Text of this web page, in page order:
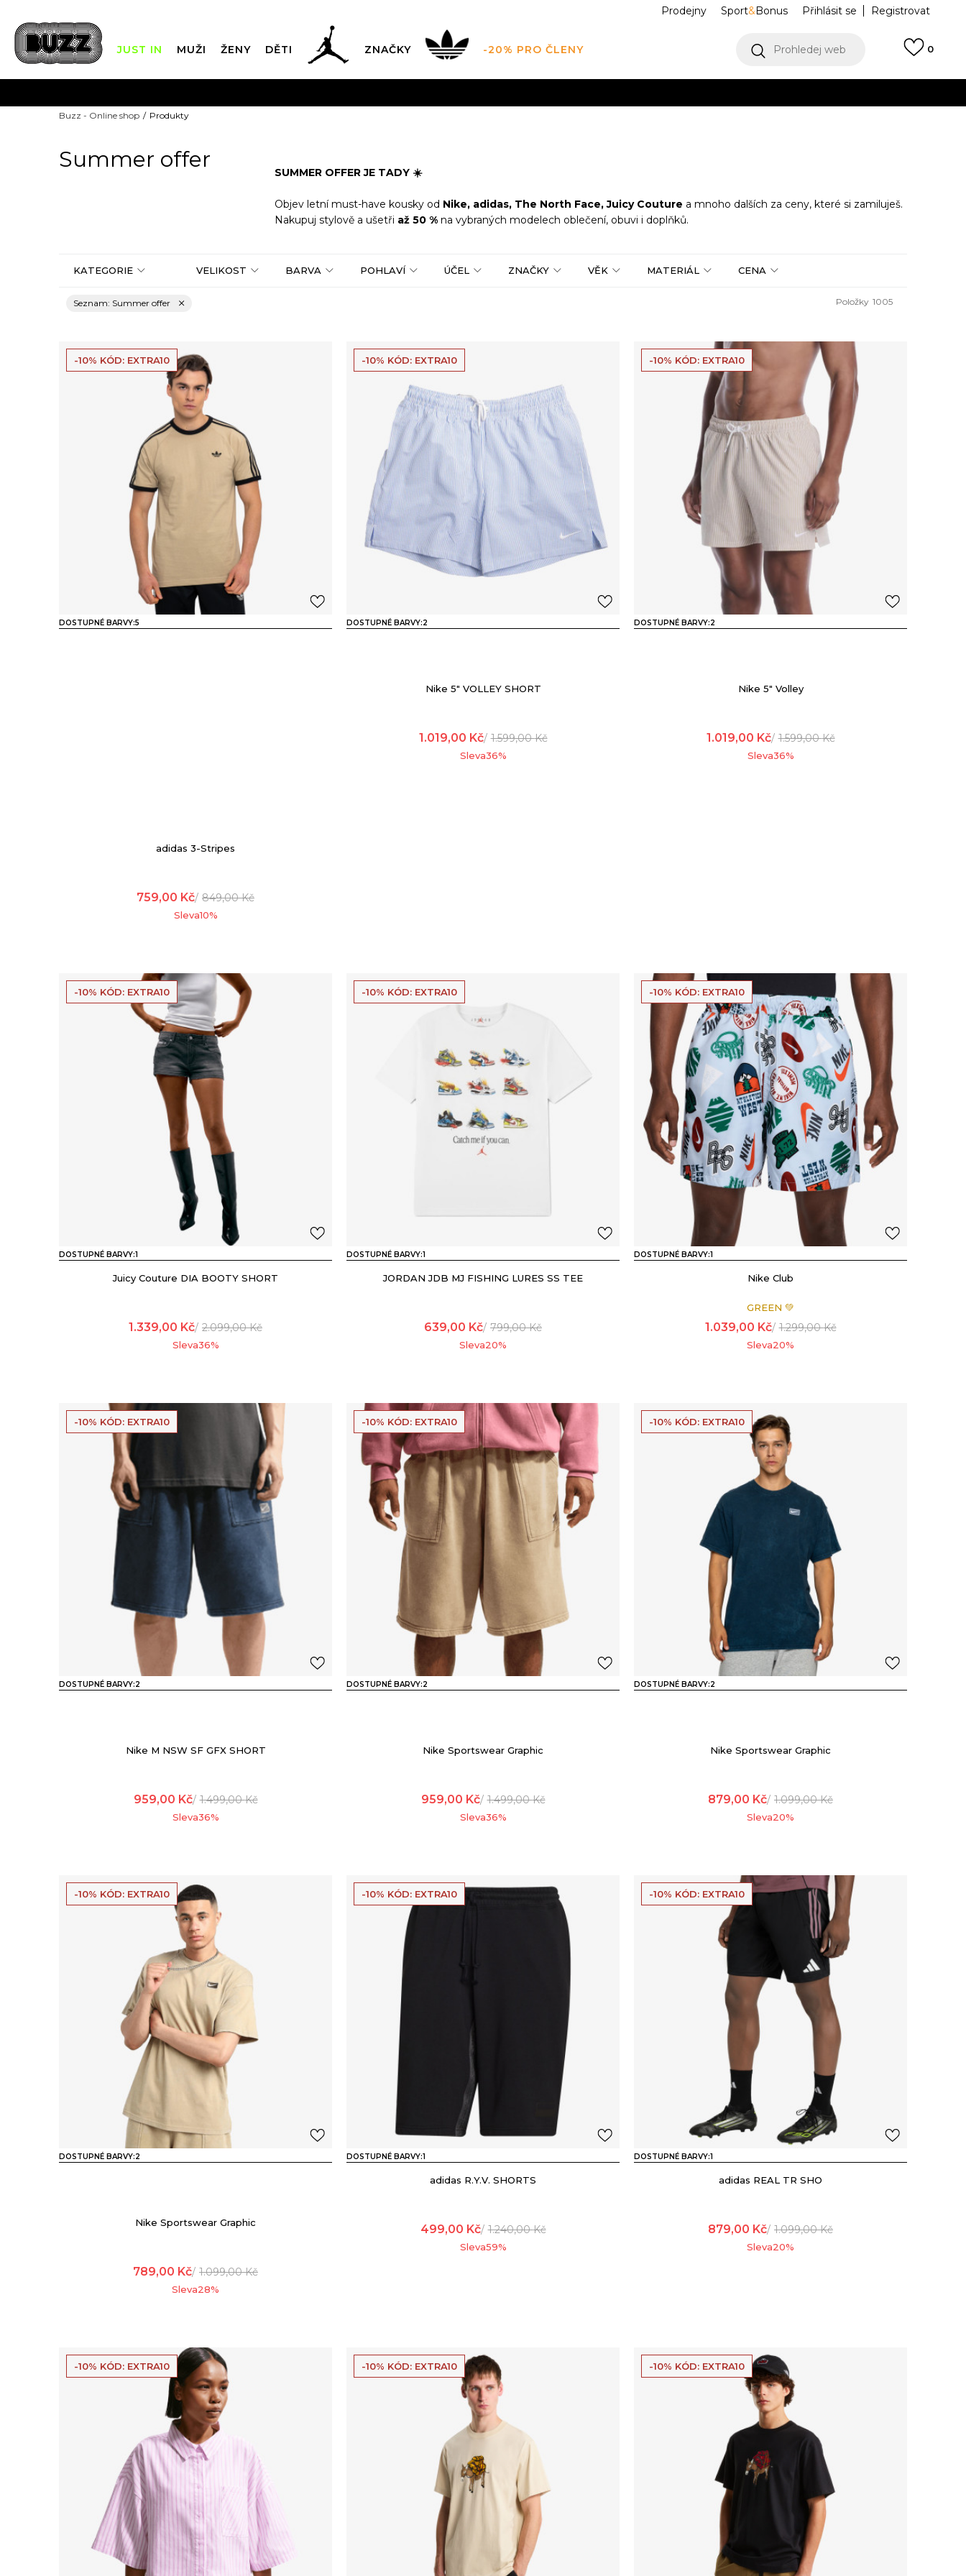
Přihlásit se Registrovat
Prodejny Sport&Bonus
JUST IN MUŽI ŽENY DĚTI ZNAČKY -20% PRO ČLENY Prohledej web 0
Buzz - Online shop Produkty
Summer offer SUMMER OFFER JE TADY ☀️
Objev letní must-have kousky od Nike, adidas, The North Face, Juicy Couture a mnoho dalších za ceny, které si zamiluješ.
Nakupuj stylově a ušetři až 50 % na vybraných modelech oblečení, obuvi i doplňků.
KATEGORIE VELIKOST BARVA POHLAVÍ ÚČEL ZNAČKY VĚK MATERIÁL CENA
Seznam: Summer offer 1005
Položky
-10% KÓD: EXTRA10
DOSTUPNÉ BARVY:5
adidas 3-Stripes
759,00 Kč 849,00Kč
Sleva10%
-10% KÓD: EXTRA10
DOSTUPNÉ BARVY:2
Nike 5" VOLLEY SHORT
1.019,00 Kč 1.599,00Kč
Sleva36%
-10% KÓD: EXTRA10
DOSTUPNÉ BARVY:2
Nike 5" Volley
1.019,00 Kč 1.599,00Kč
Sleva36%
-10% KÓD: EXTRA10
DOSTUPNÉ BARVY:1
Juicy Couture DIA BOOTY SHORT
1.339,00 Kč 2.099,00Kč
Sleva36%
-10% KÓD: EXTRA10
DOSTUPNÉ BARVY:1
JORDAN JDB MJ FISHING LURES SS TEE
639,00 Kč 799,00Kč
Sleva20%
-10% KÓD: EXTRA10
DOSTUPNÉ BARVY:1
Nike Club
GREEN 💚
1.039,00 Kč 1.299,00Kč
Sleva20%
-10% KÓD: EXTRA10
DOSTUPNÉ BARVY:2
Nike M NSW SF GFX SHORT
959,00 Kč 1.499,00Kč
Sleva36%
-10% KÓD: EXTRA10
DOSTUPNÉ BARVY:2
Nike Sportswear Graphic
959,00 Kč 1.499,00Kč
Sleva36%
-10% KÓD: EXTRA10
DOSTUPNÉ BARVY:2
Nike Sportswear Graphic
879,00 Kč 1.099,00Kč
Sleva20%
-10% KÓD: EXTRA10
DOSTUPNÉ BARVY:2
Nike Sportswear Graphic
789,00 Kč 1.099,00Kč
Sleva28%
-10% KÓD: EXTRA10
DOSTUPNÉ BARVY:1
adidas R.Y.V. SHORTS
499,00 Kč 1.240,00Kč
Sleva59%
-10% KÓD: EXTRA10
DOSTUPNÉ BARVY:1
adidas REAL TR SHO
879,00 Kč 1.099,00Kč
Sleva20%
-10% KÓD: EXTRA10 -10% KÓD: EXTRA10 -10% KÓD: EXTRA10